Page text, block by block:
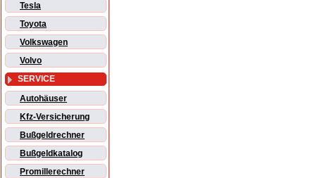
Tesla
Toyota
Volkswagen
Volvo
SERVICE
Autohäuser
Kfz-Versicherung
Bußgeldrechner
Bußgeldkatalog
Promillerechner